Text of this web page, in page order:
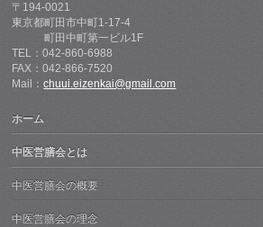
〒194-0021
東京都町田市中町1-17-4
町田中町第一ビル1F
TEL：042-860-6988
FAX：042-866-7520
Mail：chuui.eizenkai@gmail.com
ホーム
中医営膳会とは
中医営膳会の概要
中医営膳会の理念